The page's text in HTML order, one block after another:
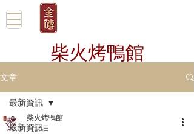
柴火烤鴨館
文章
最新資訊
最新資訊
柴火烤鴨館
1月6日